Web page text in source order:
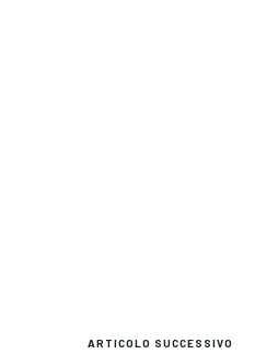
ARTICOLO SUCCESSIVO